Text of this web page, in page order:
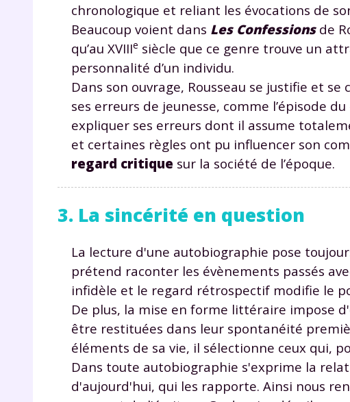
chronologique et reliant les évocations de
Beaucoup voient dans Les Confessionsde
qu’au XVIIIe siècle que ce genre trouve un
personnalité d’un individu.
Dans son ouvrage, Rousseau se justifie et
ses erreurs de jeunesse, comme l’épisode
expliquer ses erreurs dont il assume
et certaines règles ont pu influencer son
regard critique sur la société de l’époque.
3. La sincérité en question
La lecture d'une autobiographie pose
prétend raconter les évènements passés
infidèle et le regard rétrospectif modifie le
De plus, la mise en forme littéraire impose
être restituées dans leur spontanéité
éléments de sa vie, il sélectionne ceux qui,
Dans toute autobiographie s'exprime la
d'aujourd'hui, qui les rapporte. Ainsi nous
Testez
notre
parents
progrès
consentez à ce
marque
pendant 24h.
vos droits, vous
part de
Votre adresse
newsletter.
désinscription